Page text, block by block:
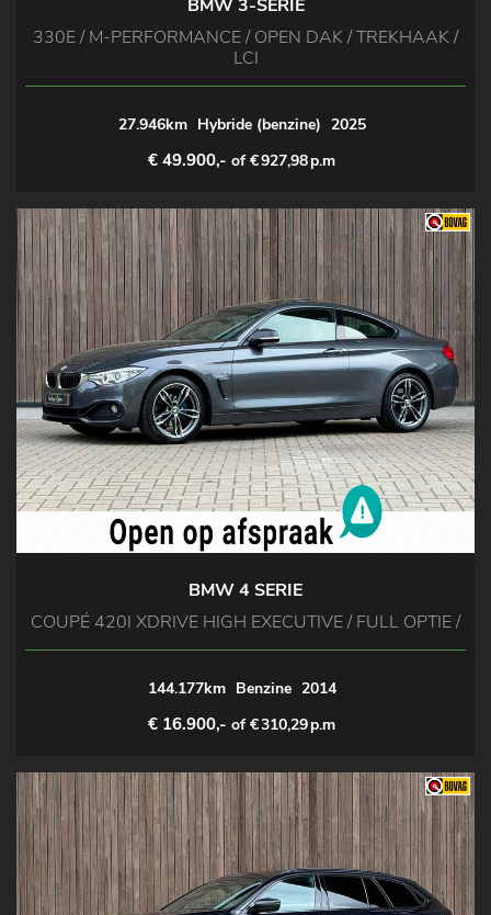
BMW 3-SERIE
330E / M-PERFORMANCE / OPEN DAK / TREKHAAK /
LCI
27.946km Hybride (benzine) 2025
€ 49.900,- of €927,98p.m
BMW 4 SERIE
COUPÉ 420I XDRIVE HIGH EXECUTIVE / FULL OPTIE /
144.177km Benzine 2014
€ 16.900,- of €310,29p.m